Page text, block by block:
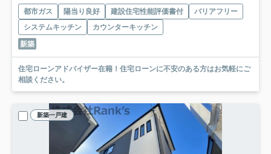
都市ガス 陽当り良好 建設住宅性能評価書付
バリアフリー
システムキッチン
カウンターキッチン
新築
住宅ローンアドバイザー在籍！住宅ローンに不安のある方はお気軽にご
相談ください。
新築一戸建